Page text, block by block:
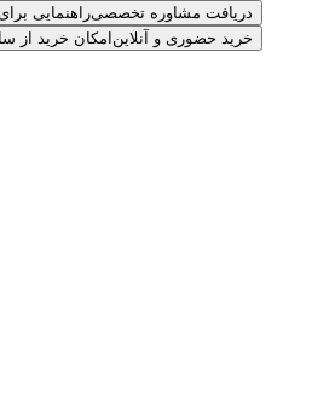
دریافت مشاوره تخصصیراهنمایی
خرید حضوری و آنلاین امکان خرید از